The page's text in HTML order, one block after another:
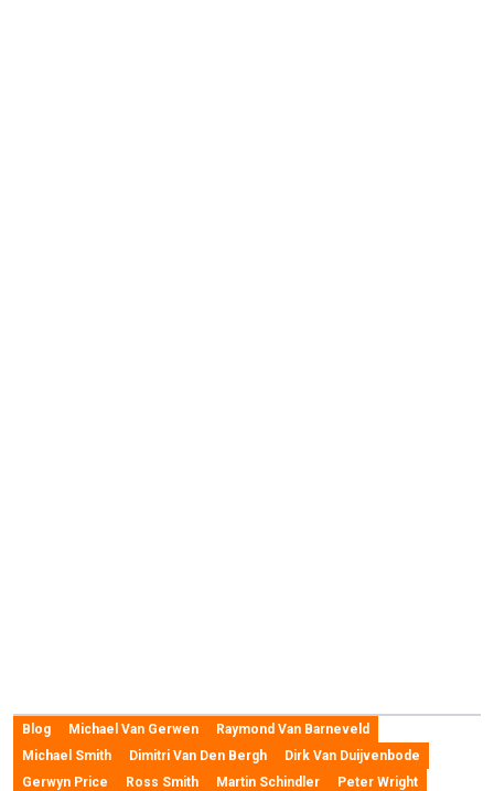
Blog Michael Van Gerwen
Raymond Van Barneveld
Michael Smith
Dimitri Van Den Bergh
Dirk Van Duijvenbode
Gerwyn Price
Ross Smith Martin Schindler
Peter Wright